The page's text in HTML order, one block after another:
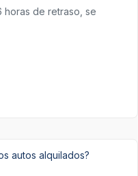
horas de retraso, se